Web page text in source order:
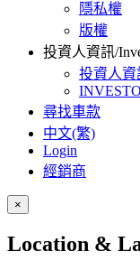
隱私權
版權
投資人資訊/
投資人資
尋找車款
中文(繁)
Login
經銷商
×
Location &